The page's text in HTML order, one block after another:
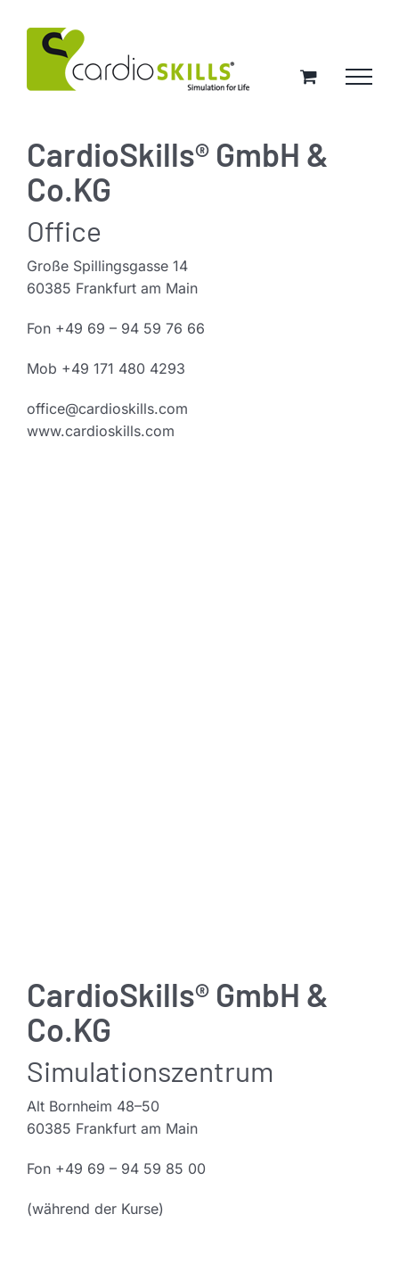
Inhalt
springen
CardioSkills® GmbH &
Co.KG
Office
Große Spillingsgasse 14
60385 Frankfurt am Main
Fon +49 69 – 94 59 76 66
Mob +49 171 480 4293
office@cardioskills.com
www.cardioskills.com
CardioSkills® GmbH &
Co.KG
Simulationszentrum
Alt Bornheim 48–50
60385 Frankfurt am Main
Fon +49 69 – 94 59 85 00
(während der Kurse)